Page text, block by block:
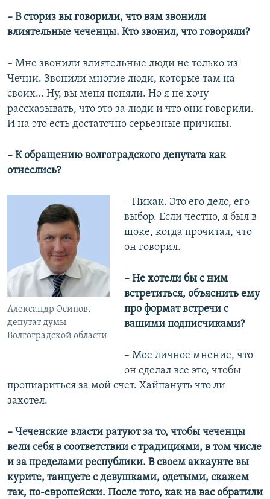
– В сториз вы говорили, что вам звонили
влиятельные чеченцы. Кто звонил, что говорили?
– Мне звонили влиятельные люди не только из
Чечни. Звонили многие люди, которые там на
своих… Ну, вы меня поняли. Но я не хочу
рассказывать, что это за люди и что они говорили.
И на это есть достаточно серьезные причины.
– К обращению волгоградского депутата как
отнеслись?
Александр Осипов,
депутат думы
Волгоградской области
– Никак. Это его дело, его
выбор. Если честно, я был в
шоке, когда прочитал, что
он говорил.​
– Не хотели бы с ним
встретиться, объяснить ему
про формат встречи с
вашими подписчиками?
– Мое личное мнение, что
он сделал все это, чтобы
пропиариться за мой счет. Хайпануть что ли
захотел.
– Чеченские власти ратуют за то, чтобы чеченцы
вели себя в соответствии с традициями, в том числе
и за пределами республики. В своем аккаунте вы
курите, танцуете с девушками, одетыми, скажем
так, по-европейски. После того, как на вас обратили